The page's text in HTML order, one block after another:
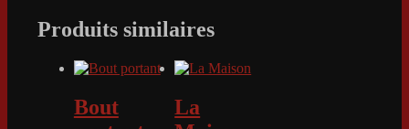
Produits similaires
Bout
La